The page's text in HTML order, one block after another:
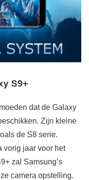
S9+
dat de Galaxy
Zijn kleine
de S8 serie.
vorig jaar voor het
zal Samsung’s
camera opstelling.